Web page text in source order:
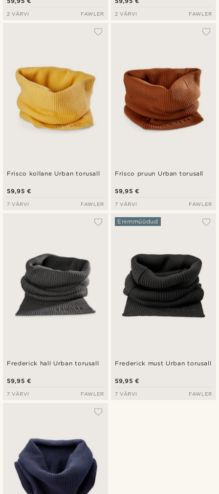
2 VÄRVI FAWLER 2 VÄRVI FAWLER
Frisco kollane Urban torusall
59,95 €
7 VÄRVI FAWLER
Frisco pruun Urban torusall
59,95 €
7 VÄRVI FAWLER
Frederick hall Urban torusall
59,95 €
7 VÄRVI FAWLER
Frederick must Urban torusall
Enimmüüdud
59,95 €
7 VÄRVI FAWLER